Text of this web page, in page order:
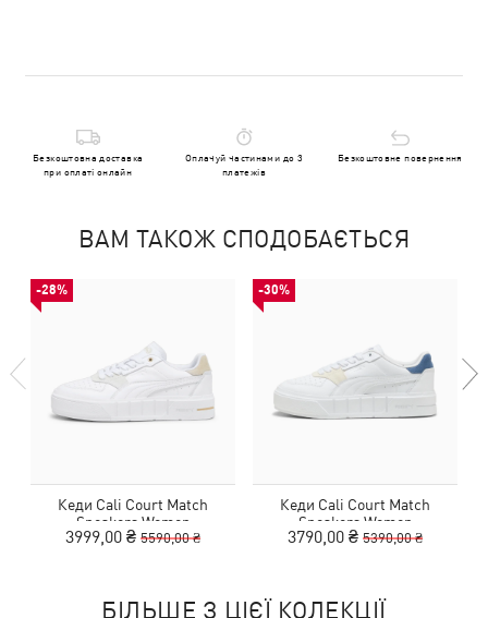
Безкоштовна доставка
при оплаті онлайн
Оплачуй частинами до 3
платежів
Безкоштовне повернення
ВАМ ТАКОЖ СПОДОБАЄТЬСЯ
-28%
Кеди Cali Court Match
Sneakers Women
3999,00 ₴ 5590,00 ₴
-30%
Кеди Cali Court Match
Sneakers Women
3790,00 ₴ 5390,00 ₴
БІЛЬШЕ З ЦІЄЇ КОЛЕКЦІЇ